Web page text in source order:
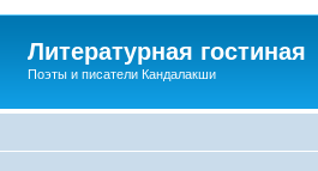
Литературная гостиная
Поэты и писатели Кандалакши